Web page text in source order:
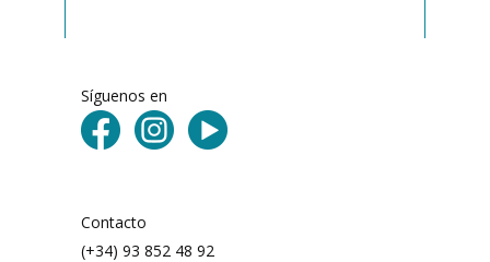
Síguenos en
Contacto
(+34) 93 852 48 92